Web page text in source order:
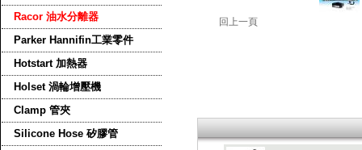
回上一頁
Racor 油水分離器
Parker Hannifin工業零件
Hotstart 加熱器
Holset 渦輪增壓機
Clamp 管夾
Silicone Hose 矽膠管